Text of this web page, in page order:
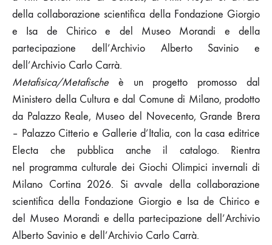
della collaborazione scientifica della Fondazione Giorgio
e Isa de Chirico e del Museo Morandi e della
partecipazione dell’Archivio Alberto Savinio e
dell’Archivio Carlo Carrà.
Metafisica/Metafische è un progetto promosso dal
Ministero della Cultura e dal Comune di Milano, prodotto
da Palazzo Reale, Museo del Novecento, Grande Brera
– Palazzo Citterio e Gallerie d’Italia, con la casa editrice
Electa che pubblica anche il catalogo. Rientra
nel programma culturale dei Giochi Olimpici invernali di
Milano Cortina 2026. Si avvale della collaborazione
scientifica della Fondazione Giorgio e Isa de Chirico e
del Museo Morandi e della partecipazione dell’Archivio
Alberto Savinio e dell’Archivio Carlo Carrà.